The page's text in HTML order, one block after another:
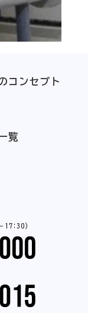
コンセプト
覧
17:30）